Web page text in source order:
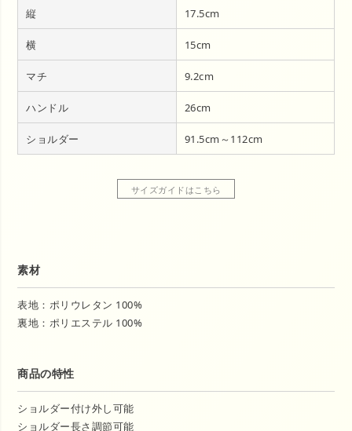
縦 17.5cm
横 15cm
マチ 9.2cm
ハンドル 26cm
ショルダー 91.5cm～112cm
サイズガイドはこちら
素材
表地：ポリウレタン 100%
裏地：ポリエステル 100%
商品の特性
ショルダー付け外し可能
ショルダー長さ調節可能